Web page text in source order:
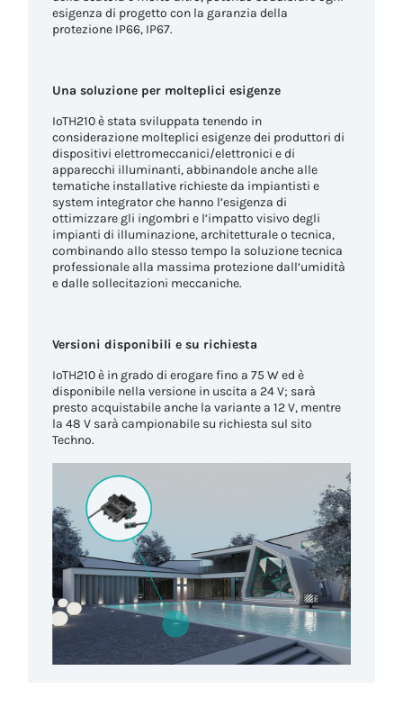
esigenza di progetto con la garanzia della
protezione IP66, IP67.
Una soluzione per molteplici esigenze
IoTH210 è stata sviluppata tenendo in
considerazione molteplici esigenze dei produttori di
dispositivi elettromeccanici/elettronici e di
apparecchi illuminanti, abbinandole anche alle
tematiche installative richieste da impiantisti e
system integrator che hanno l’esigenza di
ottimizzare gli ingombri e l’impatto visivo degli
impianti di illuminazione, architetturale o tecnica,
combinando allo stesso tempo la soluzione tecnica
professionale alla massima protezione dall’umidità
e dalle sollecitazioni meccaniche.
Versioni disponibili e su richiesta
IoTH210 è in grado di erogare fino a 75 W ed è
disponibile nella versione in uscita a 24 V; sarà
presto acquistabile anche la variante a 12 V, mentre
la 48 V sarà campionabile su richiesta sul sito
Techno.